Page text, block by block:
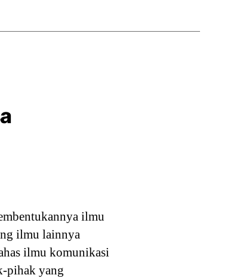
ilmu
ilmu lainnya
ilmu komunikasi
pihak yang